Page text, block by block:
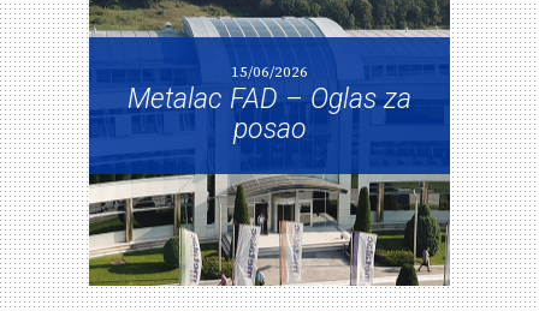
15/06/2026
Metalac FAD – Oglas za
posao